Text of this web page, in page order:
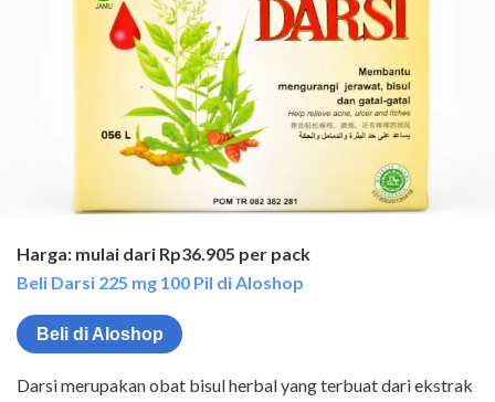
Harga: mulai dari Rp36.905 per pack
Beli Darsi 225 mg 100 Pil di Aloshop
Beli di Aloshop
Darsi merupakan obat bisul herbal yang terbuat dari ekstrak